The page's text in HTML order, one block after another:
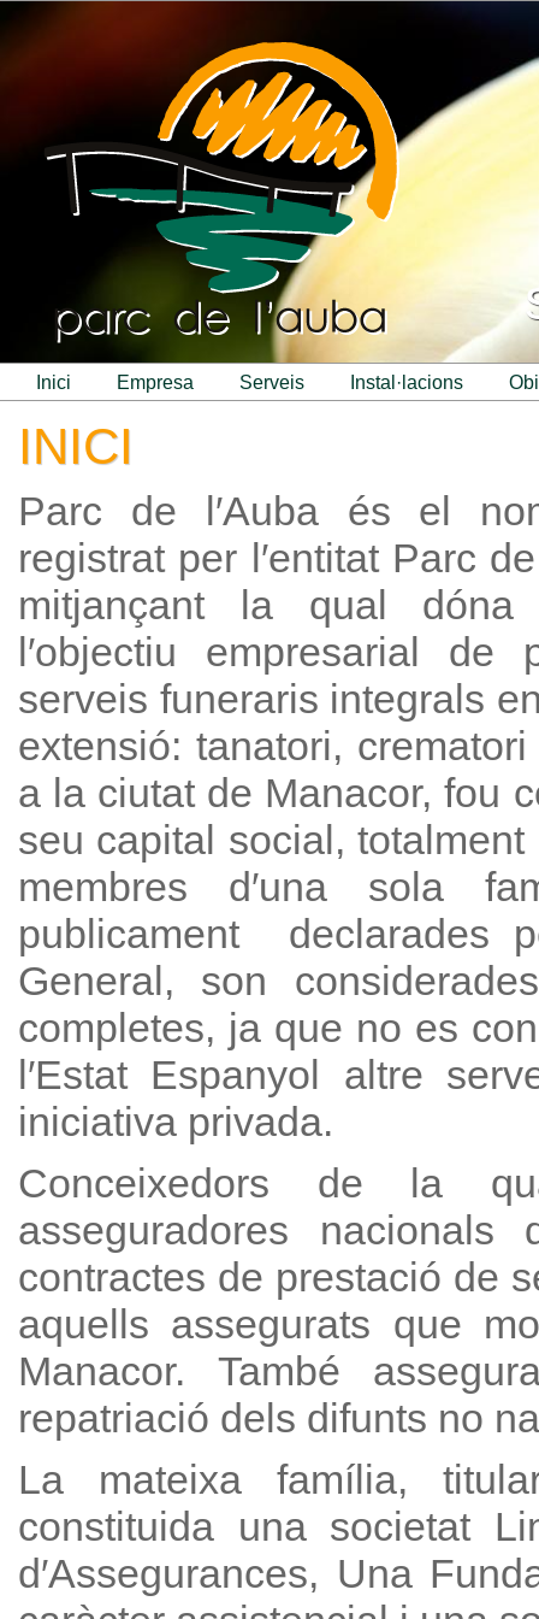
inici empresa serveis instal·lacions
INICI
Parc de l′Auba és el
registrat per l′entitat Parc
mitjançant la qual dóna
l′objectiu empresarial de
serveis funeraris integrals
extensió: tanatori,
a la ciutat de Manacor, fou
seu capital social,
membres d′una sola
publicament declarades
General, son
completes, ja que no es
l′Estat Espanyol altre
iniciativa privada.
Conceixedors de la
asseguradores
contractes de prestació de
aquells assegurats que
Manacor. També
repatriació dels difunts no
La mateixa família,
constituida una societat
d′Assegurances, Una